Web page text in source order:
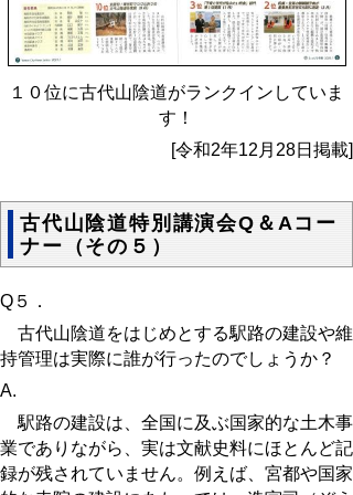
１０位に古代山陰道がランクインしていま
す！
[令和2年12月28日掲載]
古代山陰道特別講演会Q＆Aコー
ナー（その５）
Q５．
古代山陰道をはじめとする駅路の建設や維
持管理は実際に誰が行ったのでしょうか？
A.
駅路の建設は、全国に及ぶ国家的な土木事
業でありながら、実は文献史料にほとんど記
録が残されていません。例えば、宮都や国家